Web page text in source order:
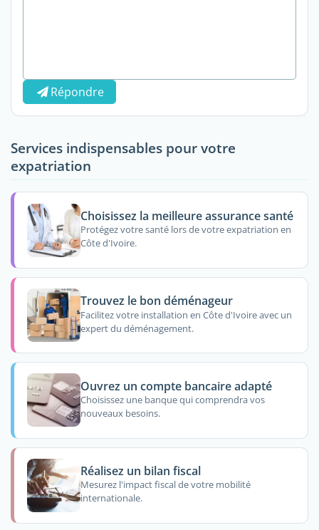
Répondre
Services indispensables pour votre
expatriation
Choisissez la meilleure assurance santé
Protégez votre santé lors de votre expatriation en
Côte d'Ivoire.
Trouvez le bon déménageur
Facilitez votre installation en Côte d'Ivoire avec un
expert du déménagement.
Ouvrez un compte bancaire adapté
Choisissez une banque qui comprendra vos
nouveaux besoins.
Réalisez un bilan fiscal
Mesurez l'impact fiscal de votre mobilité
internationale.